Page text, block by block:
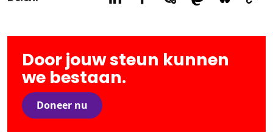
Door jouw steun kunnen
we bestaan.
Doneer nu